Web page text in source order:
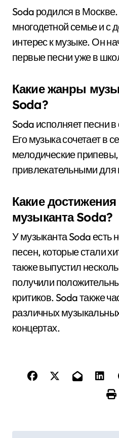
Soda родился в
многодетной семье и с
интерес к музыке. Он
первые песни уже в
Какие жанры
Soda?
Soda исполняет песни
Его музыка сочетает в
мелодические припевы,
привлекательными для
Какие достижения
музыканта Soda?
У музыканта Soda есть
песен, которые стали
также выпустил
получили
критиков. Soda также
различных
концертах.